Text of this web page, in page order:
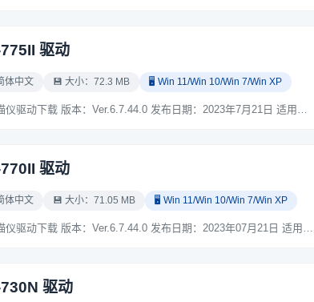
驱动
体中文 💾 大小：72.3 MB 🖥️ Win 11/Win 10/Win 7/Win XP
爱普生Epson DS-775II 扫描仪驱动下载 版本：Ver.6.7.44.0 发布日期：2023年7月21日 适用于：Windows XP / Windows 7 / Windows 10 / Windows 11 系统。 ...
驱动
体中文 💾 大小：71.05 MB 🖥️ Win 11/Win 10/Win 7/Win XP
爱普生Epson DS-770II 扫描仪驱动下载 版本：Ver.6.7.44.0 发布日期：2023年07月21日 适用于：Windows XP / Windows 7 / Windows 10 / Windows 11 系统。 ...
驱动